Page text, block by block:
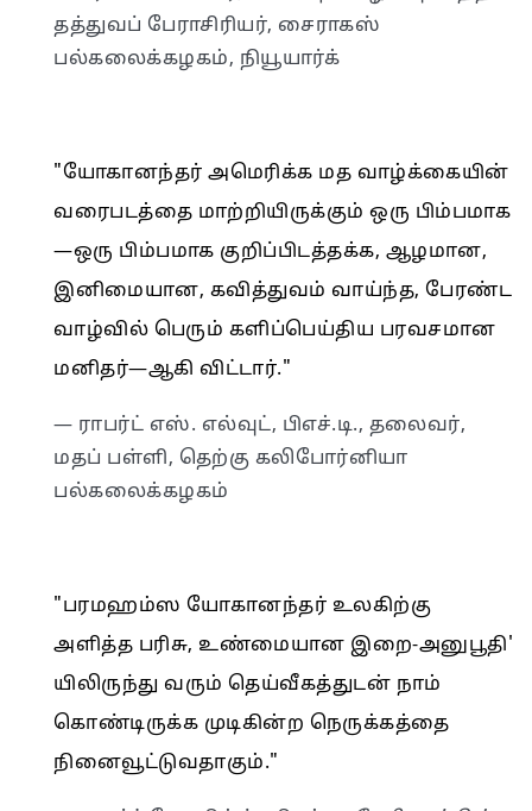
தத்துவப் பேராசிரியர், சைராகஸ்
பல்கலைக்கழகம், நியூயார்க்
"யோகானந்தர் அமெரிக்க மத வாழ்க்கையின்
வரைபடத்தை மாற்றியிருக்கும் ஒரு பிம்பமாக
—ஒரு பிம்பமாக குறிப்பிடத்தக்க, ஆழமான,
இனிமையான, கவித்துவம் வாய்ந்த, பேரண்ட
வாழ்வில் பெரும் களிப்பெய்திய பரவசமான
மனிதர்—ஆகி விட்டார்."
— ராபர்ட் எஸ். எல்வுட், பிஎச்.டி., தலைவர்,
மதப் பள்ளி, தெற்கு கலிபோர்னியா
பல்கலைக்கழகம்
"பரமஹம்ஸ யோகானந்தர் உலகிற்கு
அளித்த பரிசு, உண்மையான இறை-அனுபூதி'
யிலிருந்து வரும் தெய்வீகத்துடன் நாம்
கொண்டிருக்க முடிகின்ற நெருக்கத்தை
நினைவூட்டுவதாகும்."